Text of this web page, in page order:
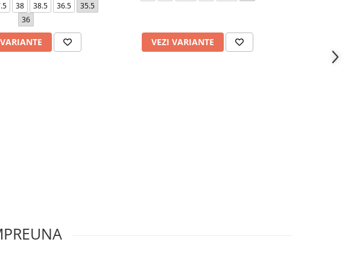
38 38.5 36.5
35.5
36
VEZI VARIANTE